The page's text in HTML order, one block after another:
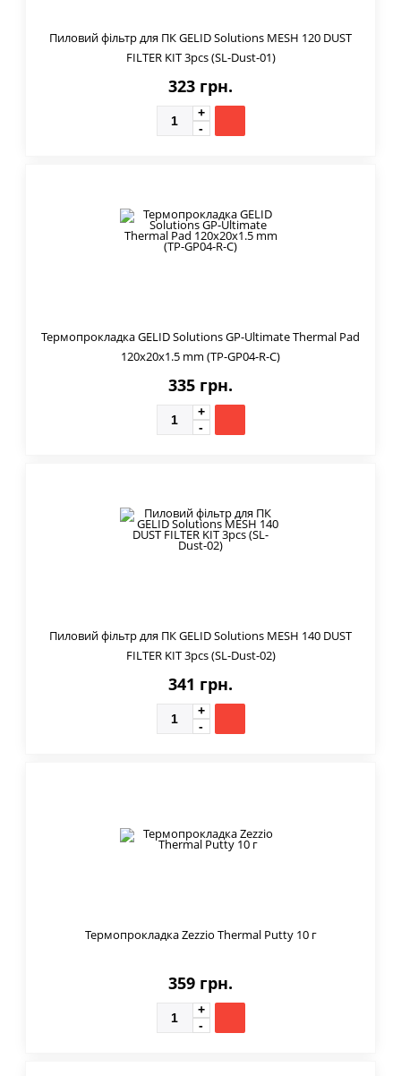
Пиловий фільтр для ПК GELID Solutions MESH 120 DUST
FILTER KIT 3pcs (SL-Dust-01)
323 грн.
Термопрокладка GELID Solutions GP-Ultimate Thermal Pad
120x20x1.5 mm (TP-GP04-R-C)
335 грн.
Пиловий фільтр для ПК GELID Solutions MESH 140 DUST
FILTER KIT 3pcs (SL-Dust-02)
341 грн.
Термопрокладка Zezzio Thermal Putty 10 г
359 грн.